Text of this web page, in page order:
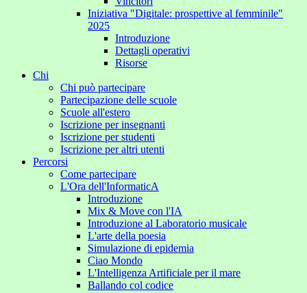
Iniziativa "Digitale: prospettive al femminile"
2025
Introduzione
Dettagli operativi
Risorse
Chi
Chi può partecipare
Partecipazione delle scuole
Scuole all'estero
Iscrizione per insegnanti
Iscrizione per studenti
Iscrizione per altri utenti
Percorsi
Come partecipare
L'Ora dell'InformaticA
Introduzione
Mix & Move con l'IA
Introduzione al Laboratorio musicale
L'arte della poesia
Simulazione di epidemia
Ciao Mondo
L'Intelligenza Artificiale per il mare
Ballando col codice